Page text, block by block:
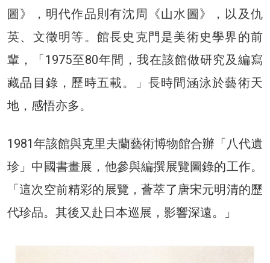
圖》，明代作品則有沈周《山水圖》，以及仇
英、文徵明等。館長史克門是美術史學界的前
輩，「1975至80年間，我在該館做研究及編寫
藏品目錄，歷時五載。」長時間涵泳於藝術天
地，感悟亦多。
1981年該館與克里夫蘭藝術博物館合辦「八代遺
珍」中國書畫展，他參與編撰展覽圖錄的工作。
「這次空前精彩的展覽，薈萃了唐宋元明清的歷
代珍品。其後又赴日本巡展，影響深遠。」